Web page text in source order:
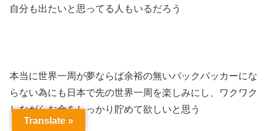
自分も出たいと思ってる人もいるだろう
本当に世界一周が夢ならば余裕の無いバックパッカーにな
らない為にも日本で先の世界一周を楽しみにし、ワクワク
しながらお金をしっかり貯めて欲しいと思う
Translate »